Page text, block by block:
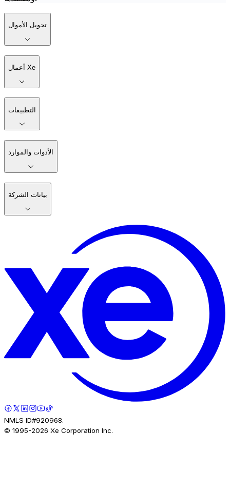
تحويل الأموال
أعمال Xe
التطبيقات
الأدوات والموارد
بيانات الشركة
NMLS ID#920968.
© 1995-2026 Xe Corporation Inc.